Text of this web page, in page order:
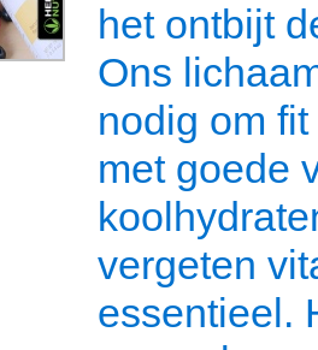
het ontbijt
Ons
nodig om
met goede
vergeten
essentieel.